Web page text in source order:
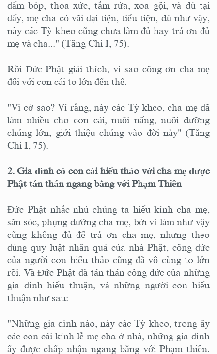
đấm bóp, thoa xức, tắm rửa, xoa gội, và dù tại
đấy, mẹ cha có vãi đại tiện, tiểu tiện, dù như vậy,
này các Tỳ kheo cũng chưa làm đủ hay trả ơn đủ
mẹ và cha..." (Tăng Chi I, 75).
Rồi Đức Phật giải thích, vì sao công ơn cha mẹ
đối với con cái to lớn đến thế.
"Vì cớ sao? Ví rằng, này các Tỳ kheo, cha mẹ đã
làm nhiều cho con cái, nuôi nấng, nuôi dưỡng
chúng lớn, giới thiệu chúng vào đời này" (Tăng
Chi I, 75).
2. Gia đình có con cái hiếu thảo với cha mẹ được
Phật tán thán ngang bằng với Phạm Thiên
Đức Phật nhắc nhủ chúng ta hiếu kính cha mẹ,
săn sóc, phụng dưỡng cha mẹ, bởi vì làm như vậy
cũng không đủ để trả ơn cha mẹ, nhưng theo
đúng quy luật nhân quả của nhà Phật, công đức
của người con hiếu thảo cũng đã vô cùng to lớn
rồi. Và Đức Phật đã tán thán công đức của những
gia đình hiếu thuận, và những người con hiếu
thuận như sau:
"Những gia đình nào, này các Tỳ kheo, trong ấy
các con cái kính lễ mẹ cha ở nhà, những gia đình
ấy được chấp nhận ngang bằng với Phạm thiên.